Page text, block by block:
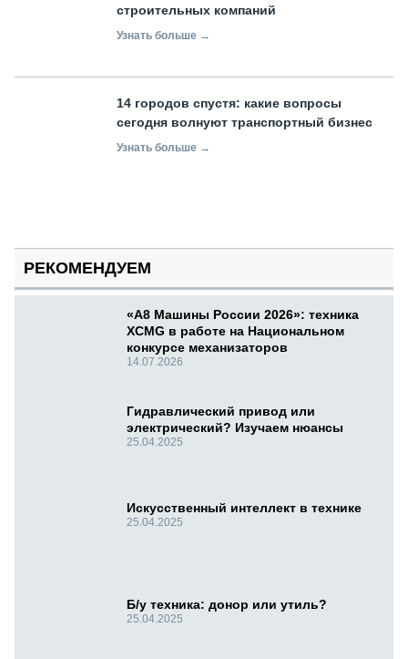
строительных компаний
Узнать больше →
14 городов спустя: какие вопросы
сегодня волнуют транспортный бизнес
Узнать больше →
РЕКОМЕНДУЕМ
«А8 Машины России 2026»: техника
XCMG в работе на Национальном
конкурсе механизаторов
14.07.2026
Гидравлический привод или
электрический? Изучаем нюансы
25.04.2025
Искусственный интеллект в технике
25.04.2025
Б/у техника: донор или утиль?
25.04.2025